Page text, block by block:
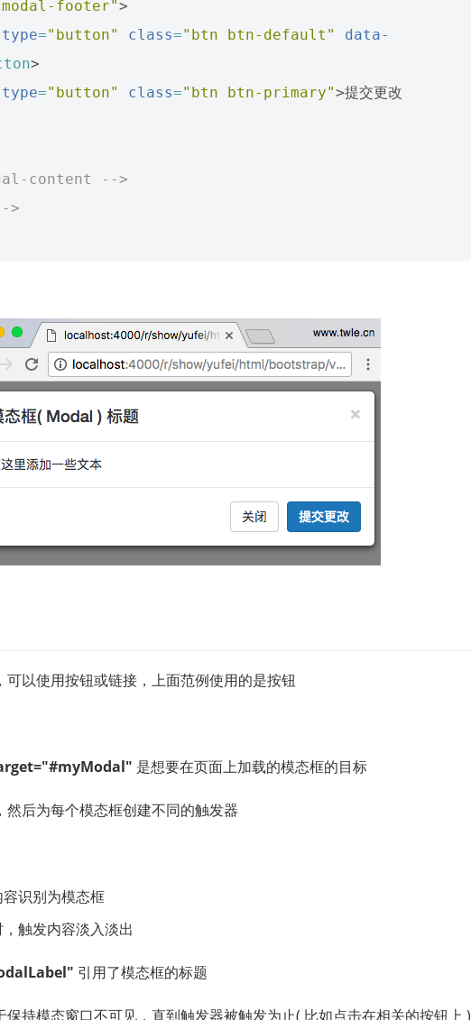
footer">
type="button" class="btn btn-default"
data-
>
type="button" class="btn btn-primary">提交更改
content -->
>
以使用按钮或链接，上面范例使用的是按钮
是想要在页面上加载的模态框的目标
后为每个模态框创建不同的触发器
识别为模态框
触发内容淡入淡出
引用了模态框的标题
保持模态窗口不可见，直到触发器被触发为止( 比如点击在相关的按钮上 )